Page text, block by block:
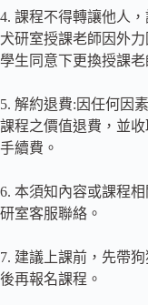
4. 課程不得轉讓他人
犬研室授課老師因外
學生同意下更換授課老
5. 解約退費:因任何因
課程之價值退費，並
手續費。
6. 本須知內容或課程
研室客服聯絡。
7. 建議上課前，先帶
後再報名課程。